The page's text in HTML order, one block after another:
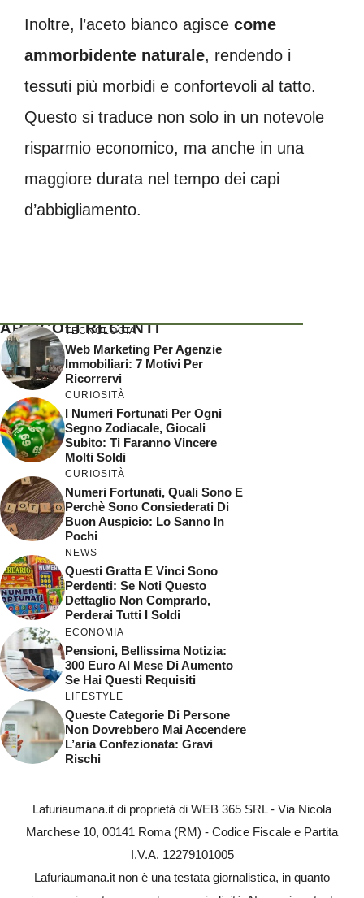
Inoltre, l’aceto bianco agisce come
ammorbidente naturale, rendendo i
tessuti più morbidi e confortevoli al tatto.
Questo si traduce non solo in un notevole
risparmio economico, ma anche in una
maggiore durata nel tempo dei capi
d’abbigliamento.
ARTICOLI RECENTI
TECNOLOGIA
Web Marketing Per Agenzie
Immobiliari: 7 Motivi Per
Ricorrervi
CURIOSITÀ
I Numeri Fortunati Per Ogni
Segno Zodiacale, Giocali
Subito: Ti Faranno Vincere
Molti Soldi
CURIOSITÀ
Numeri Fortunati, Quali Sono E
Perchè Sono Consiederati Di
Buon Auspicio: Lo Sanno In
Pochi
NEWS
Questi Gratta E Vinci Sono
Perdenti: Se Noti Questo
Dettaglio Non Comprarlo,
Perderai Tutti I Soldi
ECONOMIA
Pensioni, Bellissima Notizia:
300 Euro Al Mese Di Aumento
Se Hai Questi Requisiti
LIFESTYLE
Queste Categorie Di Persone
Non Dovrebbero Mai Accendere
L’aria Confezionata: Gravi
Rischi
Lafuriaumana.it di proprietà di WEB 365 SRL - Via Nicola
Marchese 10, 00141 Roma (RM) - Codice Fiscale e Partita
I.V.A. 12279101005
Lafuriaumana.it non è una testata giornalistica, in quanto